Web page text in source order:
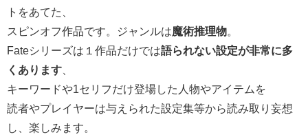
トをあてた、
スピンオフ作品です。ジャンルは魔術推理物。
Fateシリーズは１作品だけでは語られない設定が非常に多
くあります
キーワードや1セリフだけ登場した人物やアイテムを
読者やプレイヤーは与えられた設定集等から読み取り妄想
し、楽しみます。